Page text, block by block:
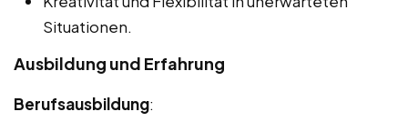
Situationen.
Ausbildung und Erfahrung
Berufsausbildung: